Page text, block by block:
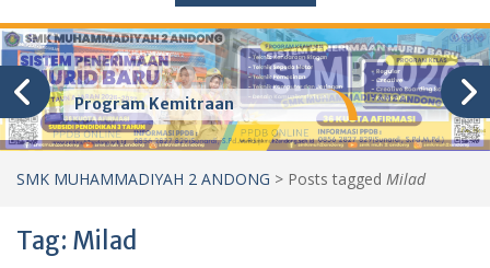
Program Kemitraan
SMK MUHAMMADIYAH 2 ANDONG > Posts tagged Milad
Tag: Milad